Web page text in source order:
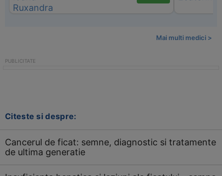
Mai multi medici >
Citeste si despre:
Cancerul de ficat: semne, diagnostic si tratamente
de ultima generatie